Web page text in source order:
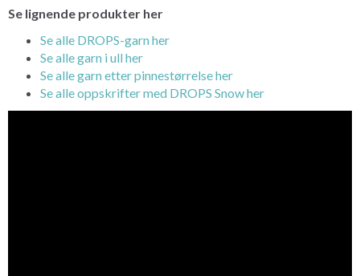
Se lignende produkter her
Se alle DROPS-garn her
Se alle garn i ull her
Se alle garn etter pinnestørrelse her
Se alle oppskrifter med DROPS Snow her